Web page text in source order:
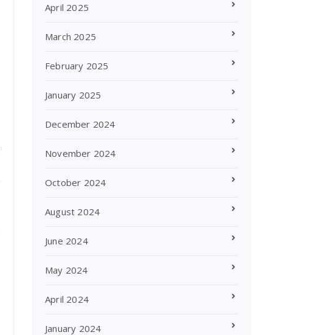
April 2025
March 2025
February 2025
January 2025
December 2024
November 2024
October 2024
August 2024
June 2024
May 2024
April 2024
January 2024